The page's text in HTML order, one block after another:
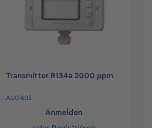
Transmitter R134a 2000 ppm
AG01603
Anmelden